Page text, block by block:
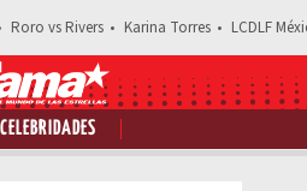
Roro vs Rivers Karina Torres LCDLF
CELEBRIDADES
Comparte esta noticia